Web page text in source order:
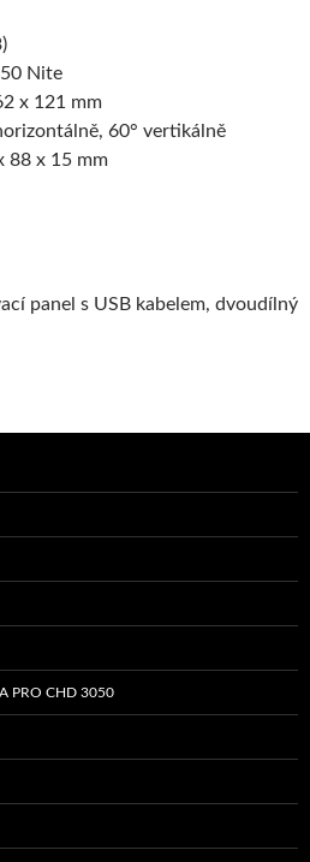
Nite
x 121 mm
60° vertikálně
88 x 15 mm
panel s USB kabelem, dvoudílný
PRO CHD 3050